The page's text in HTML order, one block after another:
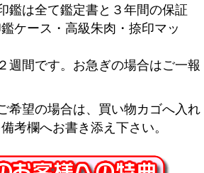
鑑は全て鑑定書と３年間の保証
ケース・高級朱肉・捺印マッ
週間です。お急ぎの場合はご一報
希望の場合は、買い物カゴへ入れ
考欄へお書き添え下さい。